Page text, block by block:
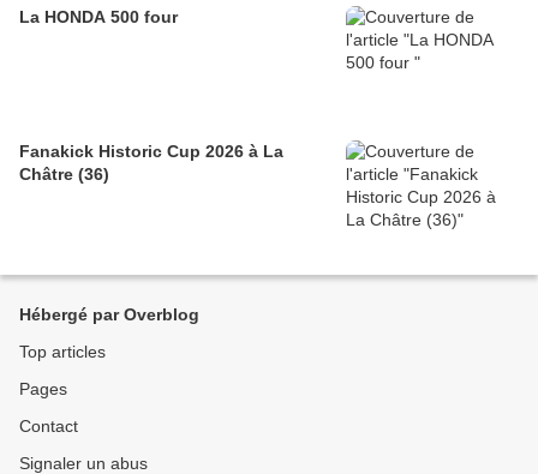
La HONDA 500 four
Fanakick Historic Cup 2026 à La
Châtre (36)
Hébergé par Overblog
Top articles
Pages
Contact
Signaler un abus